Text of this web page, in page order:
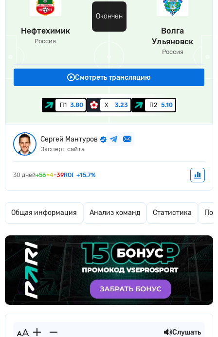
Нефтехимик
Россия
Окончен
Волга
Ульяновск
Россия
Смотреть трансляцию
П1 3.80 Х 3.23 П2 5.10
Сергей Мантуров
Эксперт сайта
30 дней+56=4-39ROI +15.7%
Общая информация Анализ команд Статистика
Слушать